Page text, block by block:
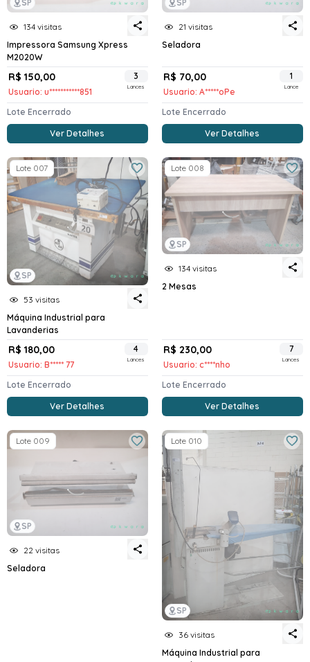
SP
134 visitas
Impressora Samsung Xpress
M2020W
R$ 150,00
Usuario: u***********851
3
Lances
Lote Encerrado
Ver Detalhes
SP
21 visitas
Seladora
R$ 70,00
Usuario: A*****oPe
1
Lance
Lote Encerrado
Ver Detalhes
SP
Lote 007
53 visitas
Máquina Industrial para
Lavanderias
R$ 180,00
Usuario: B***** 77
4
Lances
Lote Encerrado
Ver Detalhes
SP
Lote 008
134 visitas
2 Mesas
R$ 230,00
Usuario: c****nho
7
Lances
Lote Encerrado
Ver Detalhes
SP
Lote 009
22 visitas
Seladora
SP
Lote 010
36 visitas
Máquina Industrial para